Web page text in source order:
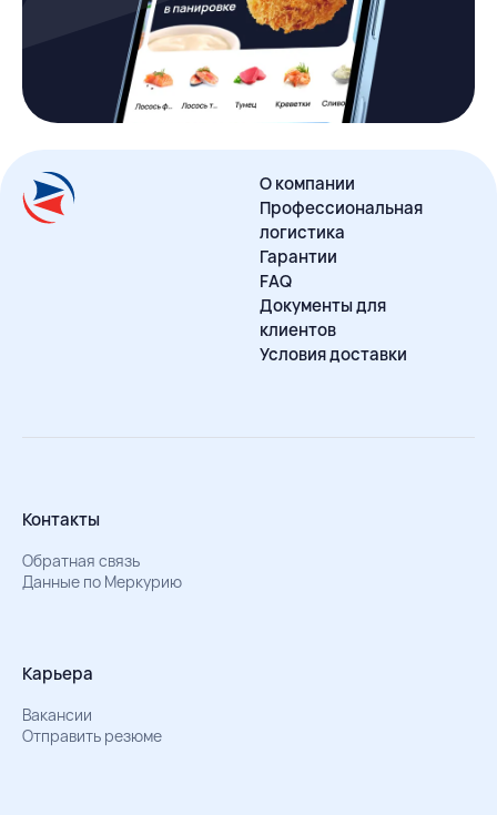
О компании
Профессиональная
логистика
Гарантии
FAQ
Документы для
клиентов
Условия доставки
Контакты
Обратная связь
Данные по Меркурию
Карьера
Вакансии
Отправить резюме